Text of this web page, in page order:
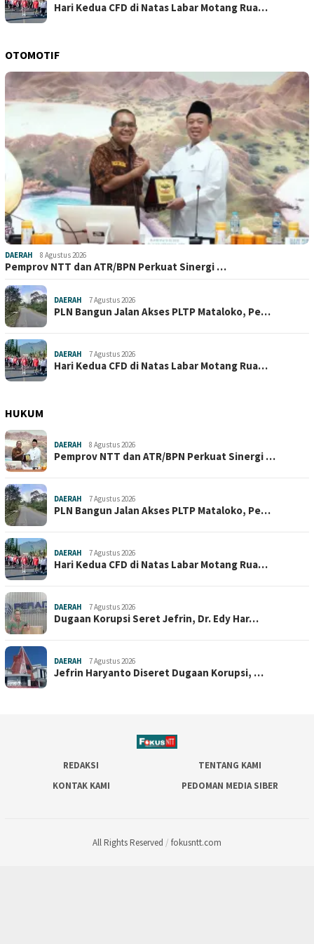
Hari Kedua CFD di Natas Labar Motang Rua…
OTOMOTIF
DAERAH 8 Agustus 2026
Pemprov NTT dan ATR/BPN Perkuat Sinergi …
DAERAH 7 Agustus 2026
PLN Bangun Jalan Akses PLTP Mataloko, Pe…
DAERAH 7 Agustus 2026
Hari Kedua CFD di Natas Labar Motang Rua…
HUKUM
DAERAH 8 Agustus 2026
Pemprov NTT dan ATR/BPN Perkuat Sinergi …
DAERAH 7 Agustus 2026
PLN Bangun Jalan Akses PLTP Mataloko, Pe…
DAERAH 7 Agustus 2026
Hari Kedua CFD di Natas Labar Motang Rua…
DAERAH 7 Agustus 2026
Dugaan Korupsi Seret Jefrin, Dr. Edy Har…
DAERAH 7 Agustus 2026
Jefrin Haryanto Diseret Dugaan Korupsi, …
REDAKSI
TENTANG KAMI
KONTAK KAMI
PEDOMAN MEDIA SIBER
All Rights Reserved / fokusntt.com